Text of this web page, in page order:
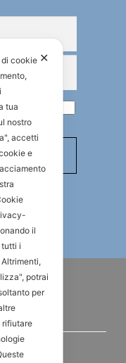
Autorizzo il
l’invio di
✕
cookie
tua
nostro
accetti
e
il
tutti i
potrai
per
rifiutare